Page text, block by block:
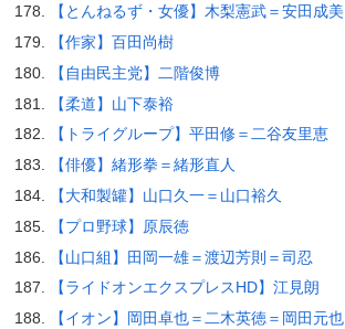
【とんねるず・女優】木梨憲武＝安田成美
【作家】百田尚樹
【自由民主党】二階俊博
【柔道】山下泰裕
【トライグループ】平田修＝二谷友里恵
【俳優】緒形拳＝緒形直人
【大和製罐】山口久一＝山口裕久
【プロ野球】原辰徳
【山口組】田岡一雄＝渡辺芳則＝司忍
【ライドオンエクスプレスHD】江見朗
【イオン】岡田卓也＝二木英徳＝岡田元